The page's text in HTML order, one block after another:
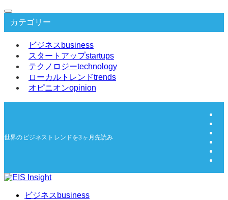
カテゴリー
ビジネス business
スタートアップstartups
テクノロジーtechnology
ローカルトレンドtrends
オピニオンopinion
世界のビジネストレンドを3ヶ月先読み | EIS Insight
ビジネス business